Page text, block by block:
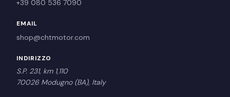
+39 080 536 7090
EMAIL
shop@chtmotor.com
INDIRIZZO
S.P. 231, km 1,110
70026 Modugno (BA), Italy